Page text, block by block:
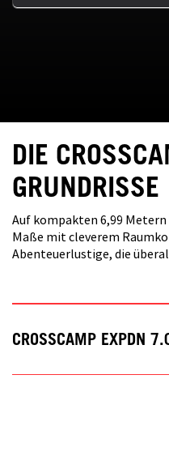
DIE
GRUNDRISSE
Auf kompakten 6,99
Maße mit cleverem
Abenteuerlustige, die
CROSSCAMP EXPDN